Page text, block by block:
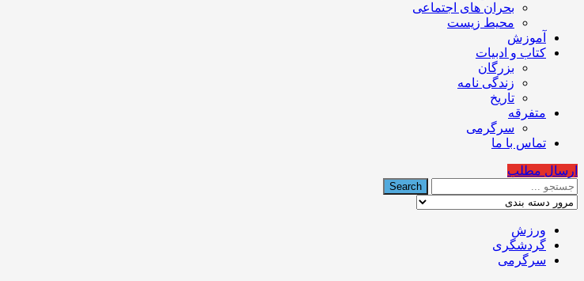
بحران های اجتماعی
محیط زیست
آموزش
کتاب و ادبیات
بزرگان
زندگی نامه
تاریخ
متفرقه
سرگرمی
تماس با ما
ارسال مطلب
ورزش
گردشگری
سرگرمی